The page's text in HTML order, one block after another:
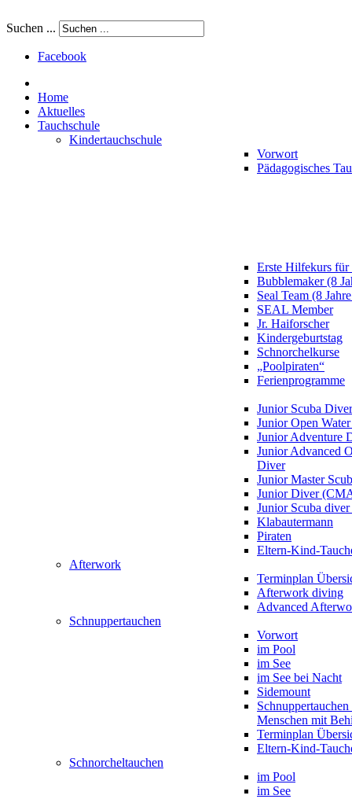
Suchen ...
Facebook
Home
Aktuelles
Tauchschule
Kindertauchschule
Vorwort
Pädagogisches
Erste Hilfekurs
Bubblemaker (8
Seal Team (8
SEAL Member
Jr. Haiforscher
Kindergeburtstag
Schnorchelkurse
„Poolpiraten“
Ferienprogramme
Junior Scuba Diver
Junior Open
Junior Adventure
Junior Advanced
Diver
Junior Master
Junior Diver
Junior Scuba
Klabautermann
Piraten
Eltern-Kind-
Afterwork
Terminplan
Afterwork diving
Advanced
Schnuppertauchen
Vorwort
im Pool
im See
im See bei Nacht
Sidemount
Menschen mit
Terminplan
Eltern-Kind-
Schnorcheltauchen
im Pool
im See